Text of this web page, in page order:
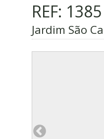
REF:
Jardim São